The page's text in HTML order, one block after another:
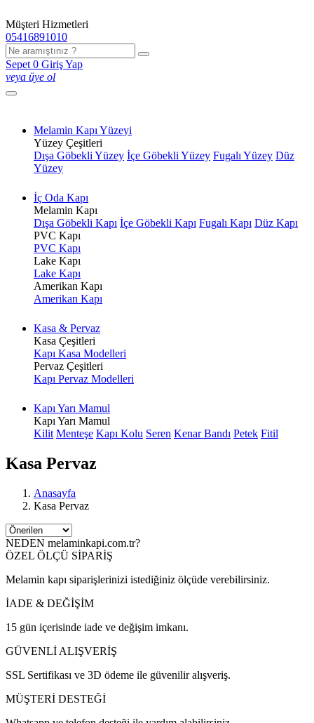
Müşteri Hizmetleri
05416891010
Sepet 0 Giriş Yap
veya üye ol
Melamin Kapı Yüzeyi
Yüzey Çeşitleri
Dışa Göbekli Yüzey İçe Göbekli Yüzey Fugalı Yüzey Düz
Yüzey
İç Oda Kapı
Melamin Kapı
Dışa Göbekli Kapı İçe Göbekli Kapı Fugalı Kapı Düz Kapı
PVC Kapı
PVC Kapı
Lake Kapı
Lake Kapı
Amerikan Kapı
Amerikan Kapı
Kasa & Pervaz
Kasa Çeşitleri
Kapı Kasa Modelleri
Pervaz Çeşitleri
Kapı Pervaz Modelleri
Kapı Yarı Mamul
Kapı Yarı Mamul
Kilit Menteşe Kapı Kolu Seren Kenar Bandı Petek Fitil
Kasa Pervaz
Anasayfa
Kasa Pervaz
NEDEN melaminkapi.com.tr?
ÖZEL ÖLÇÜ SİPARİŞ
Melamin kapı siparişlerinizi istediğiniz ölçüde verebilirsiniz.
İADE & DEĞİŞİM
15 gün içerisinde iade ve değişim imkanı.
GÜVENLİ ALIŞVERİŞ
SSL Sertifikası ve 3D ödeme ile güvenilir alışveriş.
MÜŞTERİ DESTEĞİ